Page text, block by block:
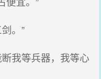
。”
我等兵器，我等心